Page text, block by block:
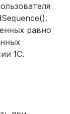
равно
1С.